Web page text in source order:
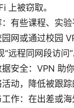
上被窃取。
有些课程、实
网或通过校园
远程同网段访问”
安全：VPN 助你
动，降低被跟踪
作：在出差或海